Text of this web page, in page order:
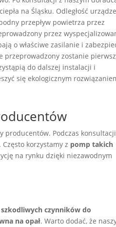
na Śląsku. Odległość
przepływ powietrza przez
przez
o właściwe zasilanie i
przeprowadzony zostanie
do dalszej instalacji i
się ekologicznym
Podczas
korzystamy z pomp takich
na rynku dzięki niezawodnym
czynników do
na opał. Warto dodać, że